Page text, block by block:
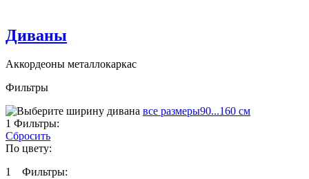
Диваны
Аккордеоны металлокаркас
Фильтры
все размеры90...160 см
1 Фильтры:
Сбросить
По цвету:
1 Фильтры: